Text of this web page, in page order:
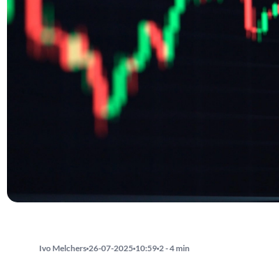
Ivo Melchers 26-07-2025 10:59 2 - 4 min